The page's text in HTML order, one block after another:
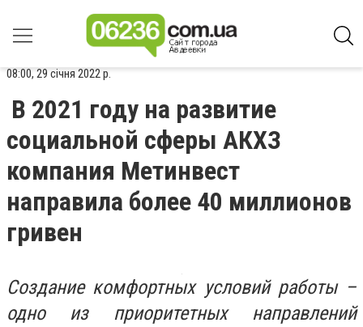
08:00, 29 січня 2022 р.
В 2021 году на развитие
социальной сферы АКХЗ
компания Метинвест
направила более 40 миллионов
гривен
Создание комфортных условий работы –
одно из приоритетных направлений